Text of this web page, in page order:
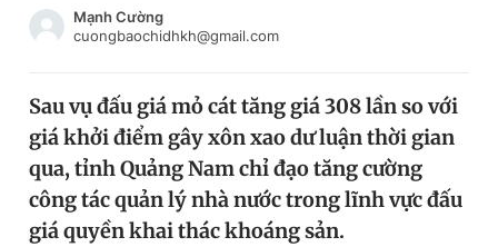
Chào ngày mới
Video Magazine
Sản phẩm khác
Đăng xuất
Mạnh Cường
cuongbaochidhkh@gmail.com
Sau vụ đấu giá mỏ cát tăng giá 308 lần so với
giá khởi điểm gây xôn xao dư luận thời gian
qua, tỉnh Quảng Nam chỉ đạo tăng cường
công tác quản lý nhà nước trong lĩnh vực đấu
giá quyền khai thác khoáng sản.